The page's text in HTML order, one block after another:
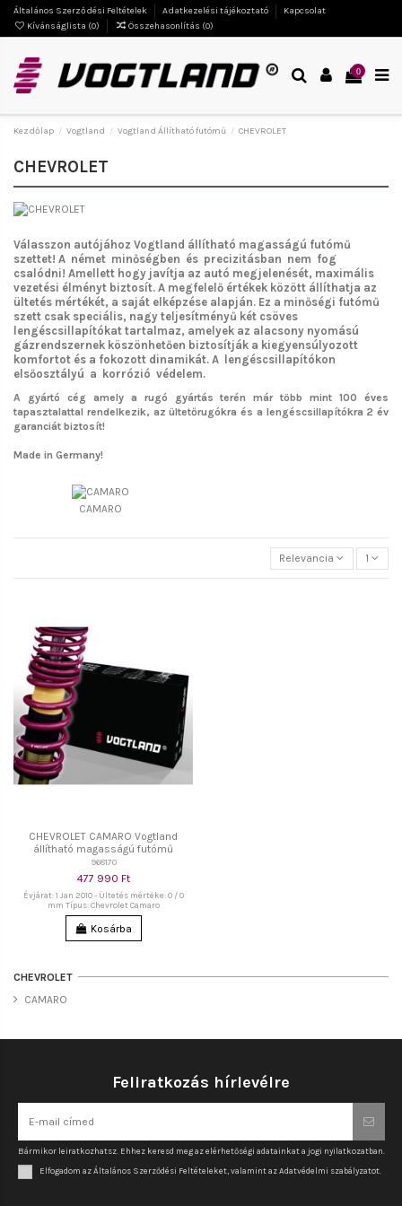
Általános Szerződési Feltételek Adatkezelési tájékoztató
Kapcsolat
Kívánságlista (0) Összehasonlítás (0)
0
Kezdőlap Vogtland Vogtland Állítható futómű CHEVROLET
CHEVROLET
Válasszon autójához Vogtland állítható magasságú futómű
szettet! A német minőségben és precizitásban nem fog
csalódni! Amellett hogy javítja az autó megjelenését, maximális
vezetési élményt biztosít. A megfelelő értékek között állíthatja az
ültetés mértékét, a saját elképzése alapján. Ez a minőségi futómű
szett csak speciális, nagy teljesítményű két csöves
lengéscsillapítókat tartalmaz, amelyek az alacsony nyomású
gázrendszernek köszönhetően biztosítják a kiegyensúlyozott
komfortot és a fokozott dinamikát. A lengéscsillapítókon
elsőosztályú a korrózió védelem.
A gyártó cég amely a rugó gyártás terén már több mint 100 éves
tapasztalattal rendelkezik, az ültetőrugókra és a lengéscsillapítókra 2 év
garanciát biztosít!
Made in Germany!
CAMARO
Relevancia 1
CHEVROLET CAMARO Vogtland
állítható magasságú futómű
968170
477 990 Ft
Évjárat: 1 Jan 2010 - Ültetés mértéke: 0 / 0
mm Típus: Chevrolet Camaro
Kosárba
CHEVROLET
CAMARO
Feliratkozás hírlevélre
Bármikor leiratkozhatsz. Ehhez keresd meg az elérhetőségi adatainkat a jogi nyilatkozatban.
Elfogadom az Általános Szerződési Feltételeket, valamint az Adatvédelmi szabályzatot.